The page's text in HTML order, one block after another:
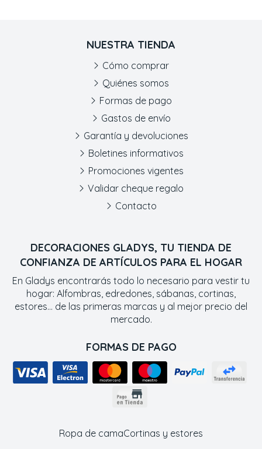
DECORACIONES GLADYS, TU TIENDA DE
CONFIANZA DE ARTÍCULOS PARA EL HOGAR
En Gladys encontrarás todo lo necesario para vestir tu
hogar: Alfombras, edredones, sábanas, cortinas,
estores... de las primeras marcas y al mejor precio del
mercado.
FORMAS DE PAGO
NUESTRA TIENDA
Cómo comprar
Quiénes somos
Formas de pago
Gastos de envío
Garantía y devoluciones
Boletines informativos
Promociones vigentes
Validar cheque regalo
Contacto
Ropa de camaCortinas y estores